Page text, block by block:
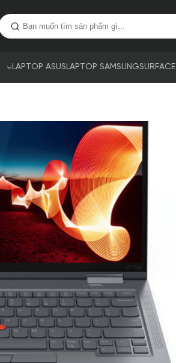
LAPTOP ASUSLAPTOP SAMSUNGSURFACE